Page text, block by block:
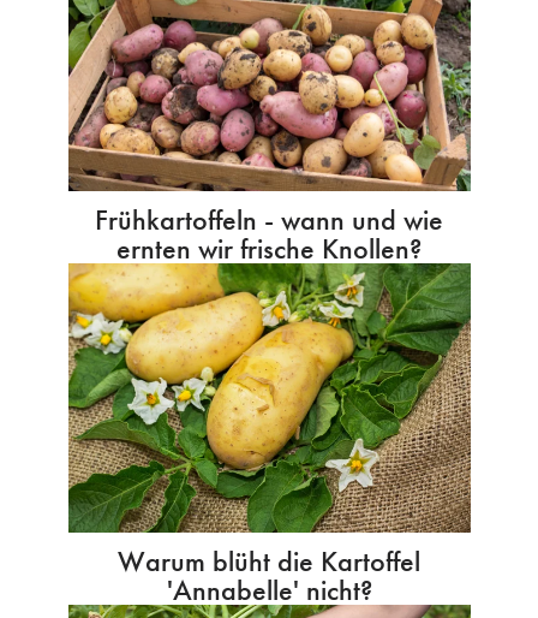
Frühkartoffeln - wann und wie
ernten wir frische Knollen?
Warum blüht die Kartoffel
'Annabelle' nicht?